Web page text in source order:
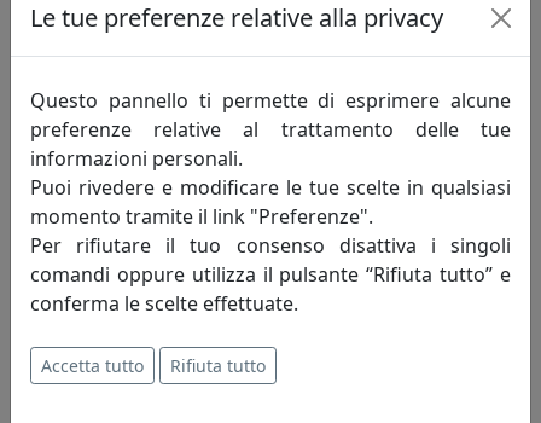
“I” come Ippoliti, dal nome del suo
fondatore, Ippoliti Terzo (1949-2014).
L’uomo che da un piccolo tornio costruito
in garage, nottetempo realizzava i primi
piccoli prodotti in plexiglass, avendo intuito le elevate
caratteristiche prestazionali in termini di performance
di questo innovativo ed ecologico materiale.
“Plex” come il cristallo acrilico, un materiale privilegiato,
impiegato per realizzazioni di design industriale che,
elevato grado di trasparenza (specifici test hanno
dimostrato come il plexiglass permetta il passaggio di
Le tue preferenze relative alla privacy
Questo pannello ti permette di esprimere alcune
preferenze relative al trattamento delle tue
informazioni personali.
Puoi rivedere e modificare le tue scelte in qualsiasi
momento tramite il link "Preferenze".
Per rifiutare il tuo consenso disattiva i singoli
comandi oppure utilizza il pulsante “Rifiuta tutto” e
conferma le scelte effettuate.
Accetta tutto Rifiuta tutto